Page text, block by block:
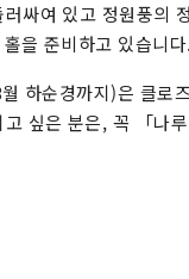
싸여 있고 정원풍의
을 준비하고 있습니다.
하순경까지)은 클로
싶은 분은, 꼭 「나